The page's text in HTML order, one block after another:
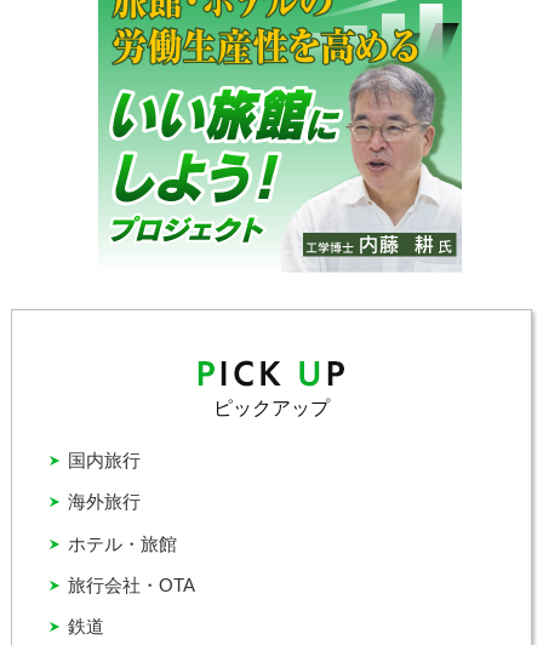
ピックアップ
ホテル・旅館
国内旅行
旅行会社・OTA
海外旅行
鉄道